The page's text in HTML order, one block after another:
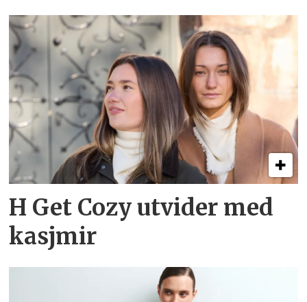
H Get Cozy utvider med
kasjmir